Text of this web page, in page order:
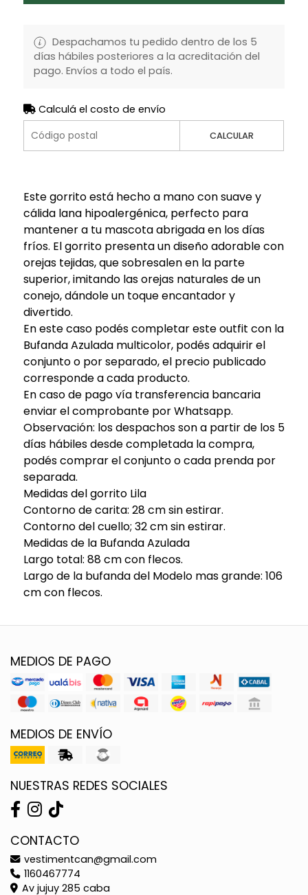
Despachamos tu pedido dentro de los 5
días hábiles posteriores a la acreditación del
pago. Envíos a todo el país.
Calculá el costo de envío
CALCULAR
Este gorrito está hecho a mano con suave y
cálida lana hipoalergénica, perfecto para
mantener a tu mascota abrigada en los días
fríos. El gorrito presenta un diseño adorable con
orejas tejidas, que sobresalen en la parte
superior, imitando las orejas naturales de un
conejo, dándole un toque encantador y
divertido.
En este caso podés completar este outfit con la
Bufanda Azulada multicolor, podés adquirir el
conjunto o por separado, el precio publicado
corresponde a cada producto.
En caso de pago vía transferencia bancaria
enviar el comprobante por Whatsapp.
Observación: los despachos son a partir de los 5
días hábiles desde completada la compra,
podés comprar el conjunto o cada prenda por
separada.
Medidas del gorrito Lila
Contorno de carita: 28 cm sin estirar.
Contorno del cuello; 32 cm sin estirar.
Medidas de la Bufanda Azulada
Largo total: 88 cm con flecos.
Largo de la bufanda del Modelo mas grande: 106
cm con flecos.
MEDIOS DE PAGO
MEDIOS DE ENVÍO
NUESTRAS REDES SOCIALES
CONTACTO
vestimentcan@gmail.com
1160467774
Av jujuy 285 caba